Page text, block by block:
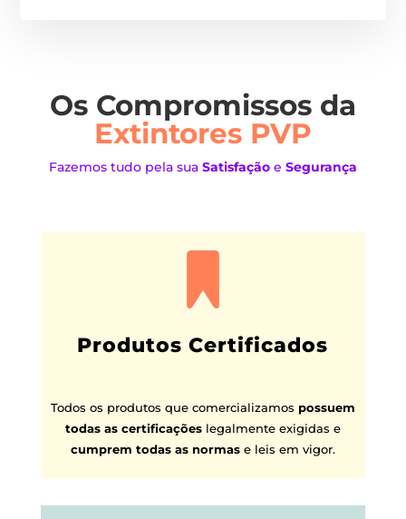
Os Compromissos da
Extintores PVP
Fazemos tudo pela sua Satisfaçãoe Segurança
Produtos Certificados
Todos os produtos que comercializamos possuem
todas as certificaçõeslegalmente exigidas e
cumprem todas as normase leis em vigor.